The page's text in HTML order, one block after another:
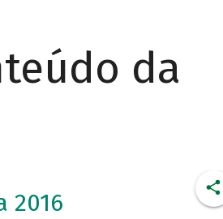
da
2016